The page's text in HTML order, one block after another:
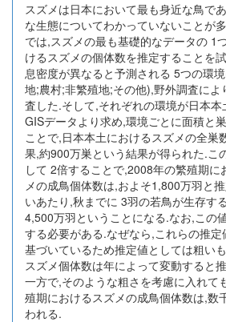
スズメは日本において最も身近な鳥で
な生態についてわかっていないことが
では,スズメの最も基礎的なデータの 1
けるスズメの個体数を推定することを
息密度が異なると予測される 5つの環
地;農村;非繁殖地;その他),野外調査によ
査した.そして,それぞれの環境が日本
GISデータより求め,環境ごとに面積と
ことで,日本本土におけるスズメの全巣
果,約900万巣という結果が得られた.こ
して 2倍することで,2008年の繁殖期
メの成鳥個体数は,およそ1,800万羽と
いあたり,秋までに 3羽の若鳥が生存す
4,500万羽ということになる.なお,この
する必要がある.なぜなら,これらの推
基づいているため推定値としては粗い
スズメ個体数は年によって変動すると
一方で,そのような粗さを考慮に入れて
殖期におけるスズメの成鳥個体数は,数
われる.